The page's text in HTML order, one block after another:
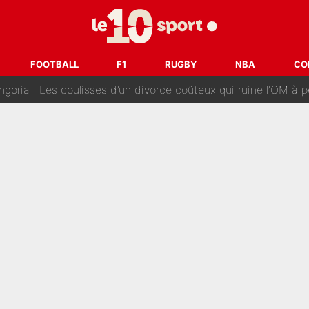
FOOTBALL F1 RUGBY NBA
liste, Zidane a décidé d’accueillir une nouvelle tête en
Jr, la surprise qui n'en est pas une...
: Les coulisses d’un divorce coûteux qui ruine l’OM à